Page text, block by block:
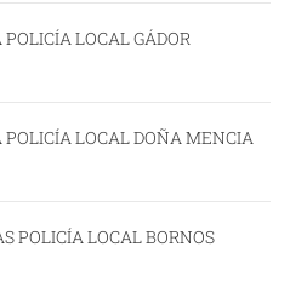
LOCAL GÁDOR
POLICÍA LOCAL DOÑA MENCIA
POLICÍA LOCAL BORNOS